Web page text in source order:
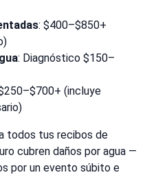
: $400–$850+
: Diagnóstico $150–
(incluye
todos tus recibos de
cubren daños por agua —
por un evento súbito e